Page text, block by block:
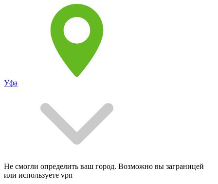
Уфа
Не смогли определить ваш город. Возможно вы заграницей
или используете vpn